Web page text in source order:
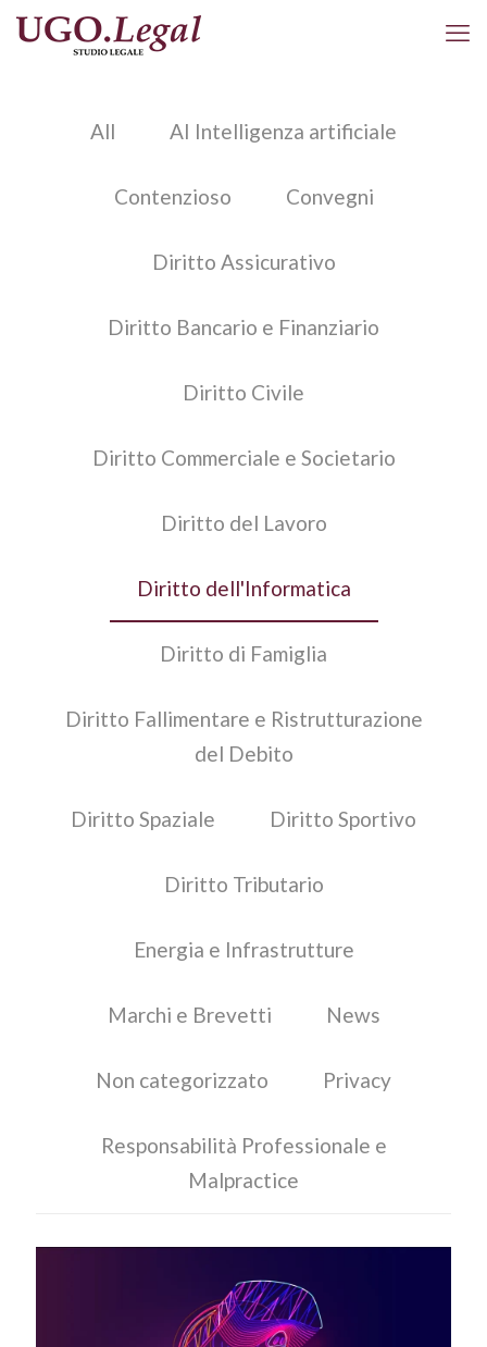
All AI Intelligenza artificiale
Contenzioso Convegni
Diritto Assicurativo
Diritto Bancario e Finanziario
Diritto Civile
Diritto Commerciale e Societario
Diritto del Lavoro
Diritto dell'Informatica
Diritto di Famiglia
Diritto Fallimentare e Ristrutturazione
del Debito
Diritto Spaziale Diritto Sportivo
Diritto Tributario
Energia e Infrastrutture
Marchi e Brevetti News
Non categorizzato Privacy
Responsabilità Professionale e
Malpractice